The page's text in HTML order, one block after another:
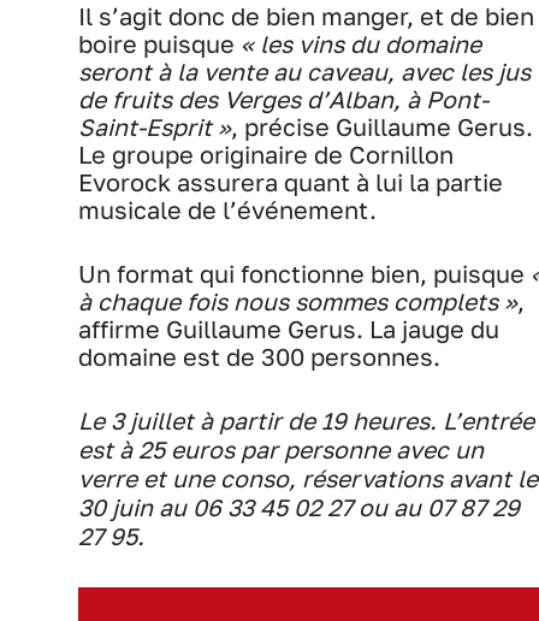
Il s’agit donc de bien manger, et de bien
boire puisque « les vins du domaine
seront à la vente au caveau, avec les jus
de fruits des Verges d’Alban, à Pont-
Saint-Esprit », précise Guillaume Gerus.
Le groupe originaire de Cornillon
Evorock assurera quant à lui la partie
musicale de l’événement.
Un format qui fonctionne bien, puisque
à chaque fois nous sommes complets »,
affirme Guillaume Gerus. La jauge du
domaine est de 300 personnes.
Le 3 juillet à partir de 19 heures. L’entrée
est à 25 euros par personne avec un
verre et une conso, réservations avant le
30 juin au 06 33 45 02 27 ou au 07 87 29
27 95.